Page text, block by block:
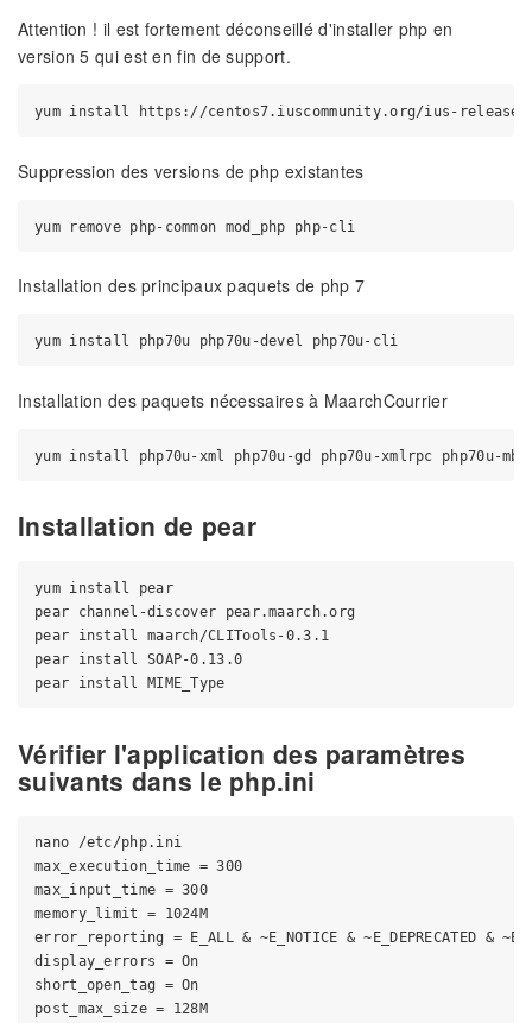
Attention ! il est fortement déconseillé d'installer php en
version 5 qui est en fin de support.
Suppression des versions de php existantes
Installation des principaux paquets de php 7
Installation des paquets nécessaires à MaarchCourrier
Installation de pear
yum install pear
pear channel-discover pear.maarch.org
pear install maarch/CLITools-0.3.1
pear install SOAP-0.13.0
Vérifier l'application des paramètres
suivants dans le php.ini
nano /etc/php.ini
max_execution_time = 300
max_input_time = 300
memory_limit = 1024M
error_reporting = E_ALL & ~E_NOTICE & ~E_DEPRECATED &
display_errors = On
short_open_tag = On
post_max_size = 128M